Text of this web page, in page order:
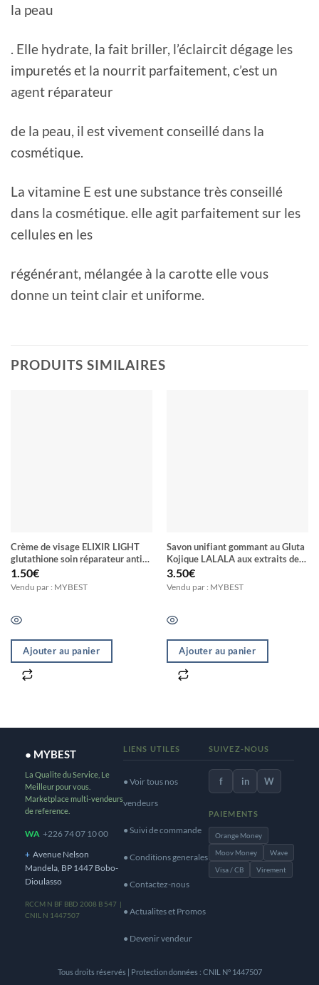
la peau
. Elle hydrate, la fait briller, l’éclaircit dégage les
impuretés et la nourrit parfaitement, c’est un
agent réparateur
de la peau, il est vivement conseillé dans la
cosmétique.
La vitamine E est une substance très conseillé
dans la cosmétique. elle agit parfaitement sur les
cellules en les
régénérant, mélangée à la carotte elle vous
donne un teint clair et uniforme.
PRODUITS SIMILAIRES
Crème de visage ELIXIR LIGHT
glutathione soin réparateur anti-
imperfections activateur d’éclat
anti tache anti vergeture SPF 45
1.50€
Vendu par : MYBEST
Ajouter au panier
Savon unifiant gommant au Gluta
Kojique LALALA aux extraits de
plantes et de poudre d’Abricot
3.50€
Vendu par : MYBEST
Ajouter au panier
● MYBEST
La Qualite du Service, Le
Meilleur pour vous.
Marketplace multi-vendeurs
de reference.
WA +226 74 07 10 00
+ Avenue Nelson
Mandela, BP 1447 Bobo-
Dioulasso
RCCM N BF BBD 2008 B 547 |
CNIL N 1447507
LIENS UTILES
● Voir tous nos
vendeurs
● Suivi de commande
● Conditions generales
● Contactez-nous
● Actualites et Promos
● Devenir vendeur
SUIVEZ-NOUS
f in W
PAIEMENTS
Orange Money
Moov Money
Wave
Visa / CB
Virement
Tous droits réservés | Protection données : CNIL N° 1447507